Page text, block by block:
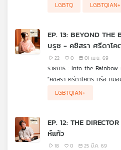
เกี่ยว
ข่าย
วิทยุ
ไทย
ผู้ใหญ่ ในรัฐสภากลายเป็นผู้ก
แต่ความเงียบไม่ใช่ทางออกอี
เลิศพันธุ์ รองเลขานุการ กมธ
Podcast รัฐสภาไทย...ยังไม่
LGBTQ LGBTQIAN+
EP. 13: BEYOND THE
บรูซ - คชิสรา ศรีดาโค
22 0 01 เม.ย. 69
รายการ : Into the Rainbow
"คชิสรา ศรีดาโคตร หรือ หม
ตีความสวยด้วยตำแหน่งรองอั
คนในครอบครัวได้รับรู้ จุดเปลี่
พร้อมคำแนะนำในการป้องกันที่
Rainbow เรื่องเล่าจากสายรุ้ง ค่ะ
LGBTQIAN+
EP. 12: THE
ห์แก้ว
18 0 25 มี.ค. 69